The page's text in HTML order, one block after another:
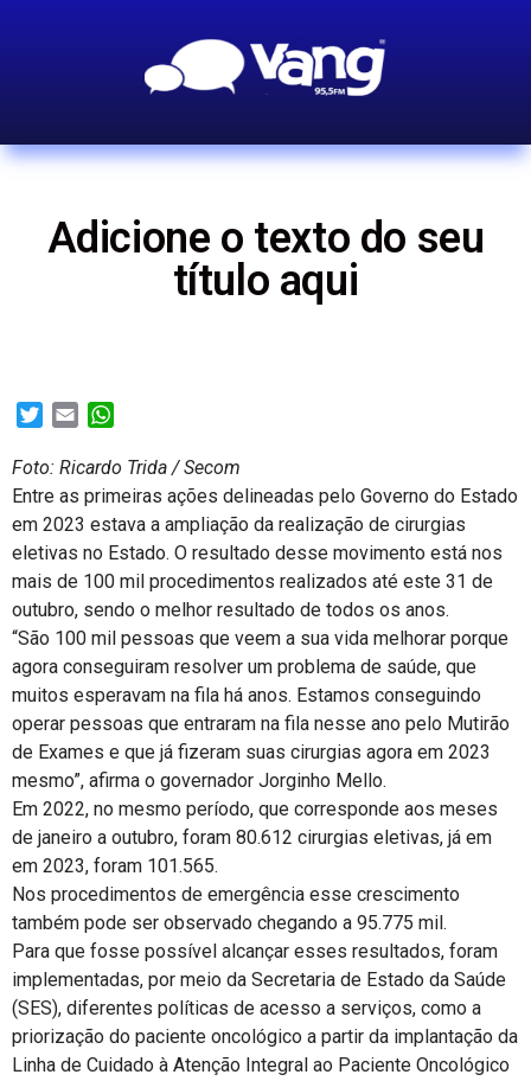
Adicione o texto do seu
título aqui
TwitterEmail
Foto: Ricardo Trida / Secom
Entre as primeiras ações delineadas pelo Governo do Estado
em 2023 estava a ampliação da realização de cirurgias
eletivas no Estado. O resultado desse movimento está nos
mais de 100 mil procedimentos realizados até este 31 de
outubro, sendo o melhor resultado de todos os anos.
“São 100 mil pessoas que veem a sua vida melhorar porque
agora conseguiram resolver um problema de saúde, que
muitos esperavam na fila há anos. Estamos conseguindo
operar pessoas que entraram na fila nesse ano pelo Mutirão
de Exames e que já fizeram suas cirurgias agora em 2023
mesmo”, afirma o governador Jorginho Mello.
Em 2022, no mesmo período, que corresponde aos meses
de janeiro a outubro, foram 80.612 cirurgias eletivas, já em
em 2023, foram 101.565.
Nos procedimentos de emergência esse crescimento
também pode ser observado chegando a 95.775 mil.
Para que fosse possível alcançar esses resultados, foram
implementadas, por meio da Secretaria de Estado da Saúde
(SES), diferentes políticas de acesso a serviços, como a
priorização do paciente oncológico a partir da implantação da
Linha de Cuidado à Atenção Integral ao Paciente Oncológico